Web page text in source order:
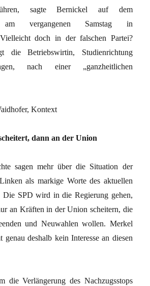
sagte Bernickel auf dem
am vergangenen Samstag in
doch in der falschen Partei?
die Betriebswirtin, Studienrichtung
nach einer „ganzheitlichen
Kontext
dann an der Union
sagen mehr über die Situation der
als markige Worte des aktuellen
Die SPD wird in die Regierung gehen,
an Kräften in der Union scheitern, die
und Neuwahlen wollen. Merkel
deshalb kein Interesse an diesen
die Verlängerung des Nachzugsstops